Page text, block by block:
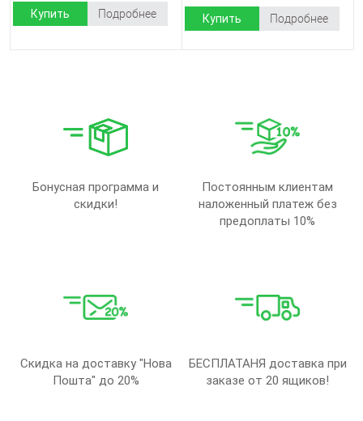
Купить Подробнее Купить Подробнее
Бонусная программа и
скидки!
Постоянным клиентам
наложенный платеж без
предоплаты 10%
Скидка на доставку "Нова
Пошта" до 20%
БЕСПЛАТАНЯ доставка при
заказе от 20 ящиков!